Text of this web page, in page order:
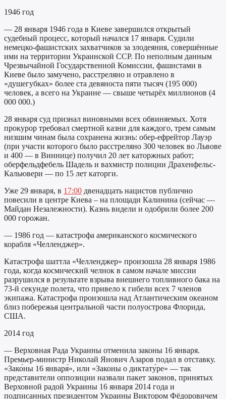
1946 год
— 28 января 1946 года в Киеве завершился открытый
судебный процесс, который начался 17 января. Судили
немецко-фашистских захватчиков за злодеяния, совершённые
ими на территории Украинской ССР. По неполным данным
Чрезвычайной Государственной Комиссии, фашистами в
Киеве было замучено, расстреляно и отравлено в
«душегубках» более ста девяноста пяти тысяч (195 000)
человек, а всего на Украине — свыше четырёх миллионов (4
000 000.)
28 января суд признал виновными всех обвиняемых. Хотя
прокурор требовал смертной казни для каждого, трем самым
низшим чинам была сохранена жизнь: обер-ефрейтор Лауэр
(при участи которого было расстреляно 300 человек во Львове
и 400 — в Виннице) получил 20 лет каторжных работ;
оберфельдфебель Шадель и вахмистр полиции Драхенфельс-
Кальювери — по 15 лет каторги.
Уже 29 января, в 17:00 двенадцать нацистов публично
повесили в центре Киева – на площади Калинина (сейчас —
Майдан Незалежности). Казнь видели и одобрили более 200
000 горожан.
— 1986 год — катастрофа американского космического
корабля «Челленджер».
Катастрофа шаттла «Челленджер» произошла 28 января 1986
года, когда космический челнок в самом начале миссии
разрушился в результате взрыва внешнего топливного бака на
73-й секунде полета, что привело к гибели всех 7 членов
экипажа. Катастрофа произошла над Атлантическим океаном
близ побережья центральной части полуострова Флорида,
США.
2014 год
— Верховная Рада Украины отменила законы 16 января.
Премьер-министр Николай Янович Азаров подал в отставку.
«Зако́ны 16 января́», или «Законы о диктату́ре» — так
представители оппозиции назвали пакет законов, принятых
Верховной радой Украины 16 января 2014 года и
подписанных президентом Украины Виктором Фёдоровичем